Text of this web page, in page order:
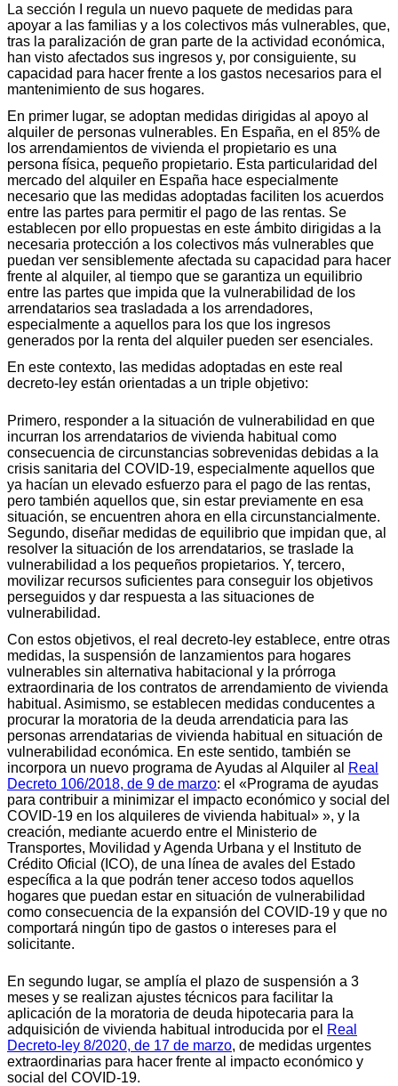
La sección I regula un nuevo paquete de medidas para
apoyar a las familias y a los colectivos más vulnerables, que,
tras la paralización de gran parte de la actividad económica,
han visto afectados sus ingresos y, por consiguiente, su
capacidad para hacer frente a los gastos necesarios para el
mantenimiento de sus hogares.
En primer lugar, se adoptan medidas dirigidas al apoyo al
alquiler de personas vulnerables. En España, en el 85% de
los arrendamientos de vivienda el propietario es una
persona física, pequeño propietario. Esta particularidad del
mercado del alquiler en España hace especialmente
necesario que las medidas adoptadas faciliten los acuerdos
entre las partes para permitir el pago de las rentas. Se
establecen por ello propuestas en este ámbito dirigidas a la
necesaria protección a los colectivos más vulnerables que
puedan ver sensiblemente afectada su capacidad para hacer
frente al alquiler, al tiempo que se garantiza un equilibrio
entre las partes que impida que la vulnerabilidad de los
arrendatarios sea trasladada a los arrendadores,
especialmente a aquellos para los que los ingresos
generados por la renta del alquiler pueden ser esenciales.
En este contexto, las medidas adoptadas en este real
decreto-ley están orientadas a un triple objetivo:
Primero, responder a la situación de vulnerabilidad en que
incurran los arrendatarios de vivienda habitual como
consecuencia de circunstancias sobrevenidas debidas a la
crisis sanitaria del COVID-19, especialmente aquellos que
ya hacían un elevado esfuerzo para el pago de las rentas,
pero también aquellos que, sin estar previamente en esa
situación, se encuentren ahora en ella circunstancialmente.
Segundo, diseñar medidas de equilibrio que impidan que, al
resolver la situación de los arrendatarios, se traslade la
vulnerabilidad a los pequeños propietarios. Y, tercero,
movilizar recursos suficientes para conseguir los objetivos
perseguidos y dar respuesta a las situaciones de
vulnerabilidad.
Con estos objetivos, el real decreto-ley establece, entre otras
medidas, la suspensión de lanzamientos para hogares
vulnerables sin alternativa habitacional y la prórroga
extraordinaria de los contratos de arrendamiento de vivienda
habitual. Asimismo, se establecen medidas conducentes a
procurar la moratoria de la deuda arrendaticia para las
personas arrendatarias de vivienda habitual en situación de
vulnerabilidad económica. En este sentido, también se
incorpora un nuevo programa de Ayudas al Alquiler al
Real
Decreto 106/2018, de 9 de marzo: el «Programa de ayudas
para contribuir a minimizar el impacto económico y social del
COVID-19 en los alquileres de vivienda habitual» », y la
creación, mediante acuerdo entre el Ministerio de
Transportes, Movilidad y Agenda Urbana y el Instituto de
Crédito Oficial (ICO), de una línea de avales del Estado
específica a la que podrán tener acceso todos aquellos
hogares que puedan estar en situación de vulnerabilidad
como consecuencia de la expansión del COVID-19 y que no
comportará ningún tipo de gastos o intereses para el
solicitante.
En segundo lugar, se amplía el plazo de suspensión a 3
meses y se realizan ajustes técnicos para facilitar la
aplicación de la moratoria de deuda hipotecaria para la
adquisición de vivienda habitual introducida por el Real
Decreto-ley 8/2020, de 17 de marzo, de medidas urgentes
extraordinarias para hacer frente al impacto económico y
social del COVID-19.